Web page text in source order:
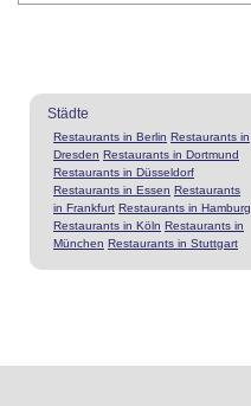
Städte
Restaurants in Berlin Restaurants in
Dresden Restaurants in Dortmund
Restaurants in Düsseldorf
Restaurants in Essen Restaurants
in Frankfurt Restaurants in Hamburg
Restaurants in Köln Restaurants in
München Restaurants in Stuttgart